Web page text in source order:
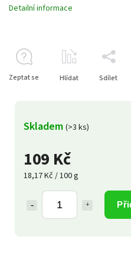
109 Kč
18,17 Kč / 100 g
Skladem (>3 ks)
Detailní informace
Zeptat se Hlídat Sdílet